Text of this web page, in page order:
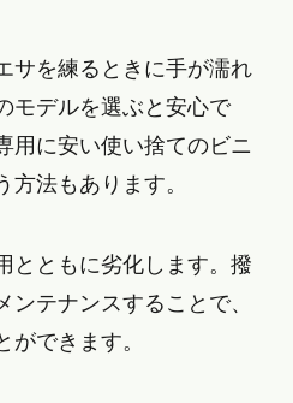
サを練るときに手が濡れ
モデルを選ぶと安心で
用に安い使い捨てのビニ
方法もあります。
とともに劣化します。撥
テナンスすることで、
できます。